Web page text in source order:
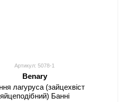
Артикул: 5078-1
Benary
лагуруса (зайцехвіст
яйцеподібний) Банні